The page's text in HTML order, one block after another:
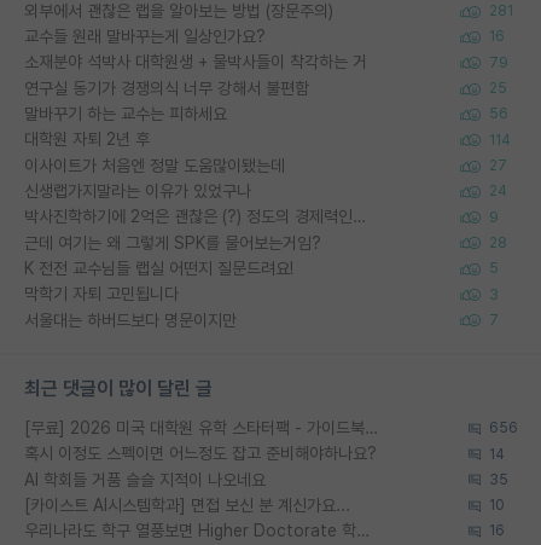
외부에서 괜찮은 랩을 알아보는 방법 (장문주의) 281
교수들 원래 말바꾸는게 일상인가요? 16
소재분야 석박사 대학원생 + 물박사들이 착각하는 거 79
연구실 동기가 경쟁의식 너무 강해서 불편함 25
말바꾸기 하는 교수는 피하세요 56
대학원 자퇴 2년 후 114
이사이트가 처음엔 정말 도움많이됐는데 27
신생랩가지말라는 이유가 있었구나 24
박사진학하기에 2억은 괜찮은 (?) 정도의 경제력인가요 9
근데 여기는 왜 그렇게 SPK를 물어보는거임? 28
K 전전 교수님들 랩실 어떤지 질문드려요! 5
막학기 자퇴 고민됩니다 3
서울대는 하버드보다 명문이지만 7
최근 댓글이 많이 달린 글
[무료] 2026 미국 대학원 유학 스타터팩 - 가이드북 & 합격자 컨택메일 템플릿 656
혹시 이정도 스펙이면 어느정도 잡고 준비해야하나요? 14
AI 학회들 거품 슬슬 지적이 나오네요 35
[카이스트 AI시스템학과] 면접 보신 분 계신가요... 10
우리나라도 학구 열풍보면 Higher Doctorate 학위가 필요하다고 봅니다. 16